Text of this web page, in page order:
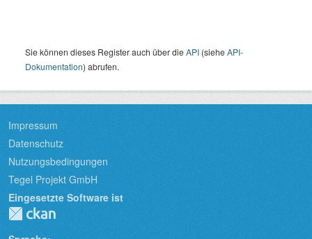
Sie können dieses Register auch über dieAPI (sieheAPI-
Dokumentation) abrufen.
Impressum
Datenschutz
Nutzungsbedingungen
Tegel Projekt GmbH
Eingesetzte Software ist